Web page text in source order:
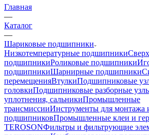
Главная
—
Каталог
—
Шариковые подшипники
Низкотемпературные подшипники
подшипникиРоликовые подшипники
подшипникиШарнирные подшипники
перемещенияВтулкиПодшипниковые
головкиПодшипниковые разборные
уплотнения, сальникиПромышленные
трансмиссииИнструменты для монтажа
подшипниковПромышленные клеи и
TEROSONФильтры и фильтрующие